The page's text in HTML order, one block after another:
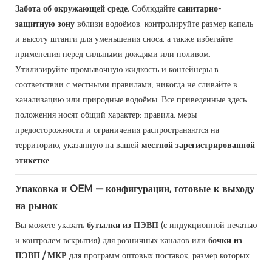
Забота об окружающей среде. Соблюдайте санитарно-
защитную зону вблизи водоёмов, контролируйте размер капель
и высоту штанги для уменьшения сноса, а также избегайте
применения перед сильными дождями или поливом.
Утилизируйте промывочную жидкость и контейнеры в
соответствии с местными правилами; никогда не сливайте в
канализацию или природные водоёмы. Все приведенные здесь
положения носят общий характер; правила, меры
предосторожности и ограничения распространяются на
территорию, указанную на вашей местной зарегистрированной
этикетке .
Упаковка и OEM — конфигурации, готовые к выходу
на рынок
Вы можете указать бутылки из ПЭВП (с индукционной печатью
и контролем вскрытия) для розничных каналов или бочки из
ПЭВП / МКР для программ оптовых поставок, размер которых